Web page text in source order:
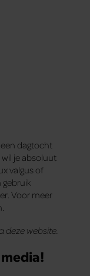
dagtocht
je absoluut
valgus of
gebruik
Voor meer
deze website.